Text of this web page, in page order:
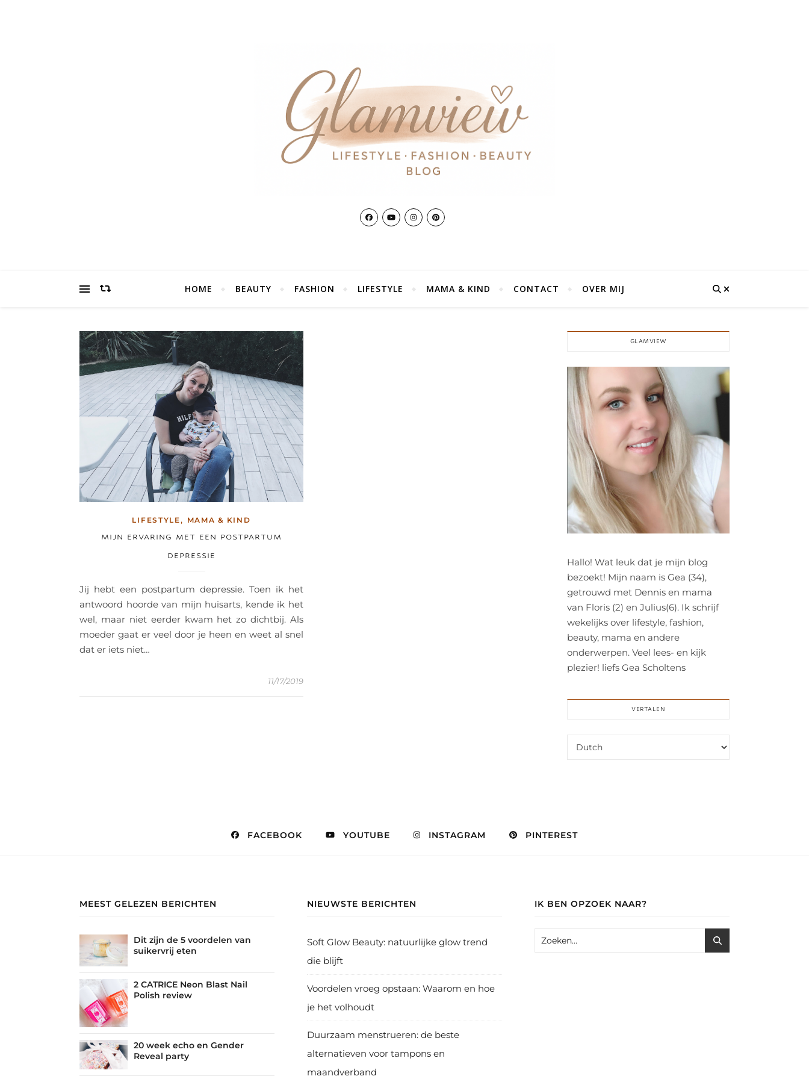
HOME BEAUTY FASHION LIFESTYLE MAMA & KIND CONTACT OVER MIJ
LIFESTYLE , MAMA & KIND
MIJN ERVARING MET EEN POSTPARTUM
DEPRESSIE
Jij hebt een postpartum depressie. Toen ik het
antwoord hoorde van mijn huisarts, kende ik het
wel, maar niet eerder kwam het zo dichtbij. Als
moeder gaat er veel door je heen en weet al snel
dat er iets niet…
11/17/2019
GLAMVIEW
Hallo! Wat leuk dat je mijn blog
bezoekt! Mijn naam is Gea (34),
getrouwd met Dennis en mama
van Floris (2) en Julius(6). Ik schrijf
wekelijks over lifestyle, fashion,
beauty, mama en andere
onderwerpen. Veel lees- en kijk
plezier! liefs Gea Scholtens
VERTALEN
FACEBOOK YOUTUBE INSTAGRAM PINTEREST
MEEST GELEZEN BERICHTEN
Dit zijn de 5 voordelen van
suikervrij eten
2 CATRICE Neon Blast Nail
Polish review
20 week echo en Gender
Reveal party
NIEUWSTE BERICHTEN
Soft Glow Beauty: natuurlijke glow trend
die blijft
Voordelen vroeg opstaan: Waarom en hoe
je het volhoudt
Duurzaam menstrueren: de beste
alternatieven voor tampons en
maandverband
IK BEN OPZOEK NAAR?